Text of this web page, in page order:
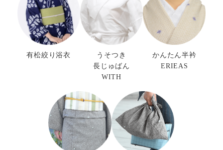
有松絞り浴衣
うそつき
長じゅばん
WITH
かんたん半衿
ERIEAS